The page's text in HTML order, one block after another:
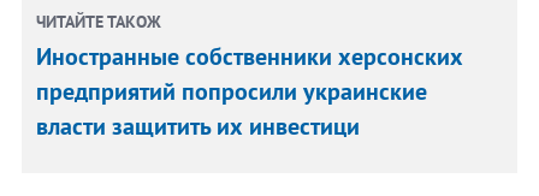
ЧИТАЙТЕ ТАКОЖ
Иностранные собственники херсонских
предприятий попросили украинские
власти защитить их инвестици